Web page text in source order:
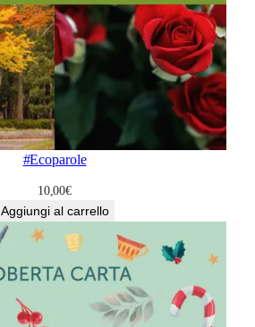
#Ecoparole
10,00€
Aggiungi al carrello